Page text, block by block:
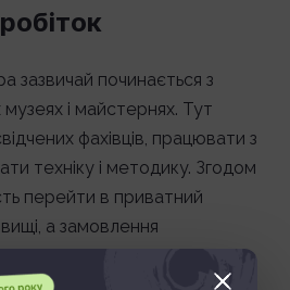
зазвичай починається з
і майстернях. Тут
фахівців, працювати з
техніку і методику. Згодом
перейти в приватний
а замовлення